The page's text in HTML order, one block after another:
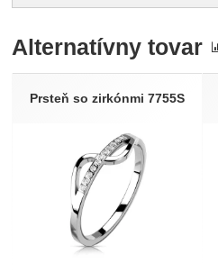
Recenzia
Alternatívny tovar
Prsteň so zirkónmi 7755S